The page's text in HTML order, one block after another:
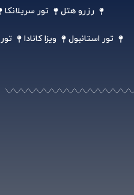
رزرو هتل تور سریلانکا
تور استانبول ویزا کانادا